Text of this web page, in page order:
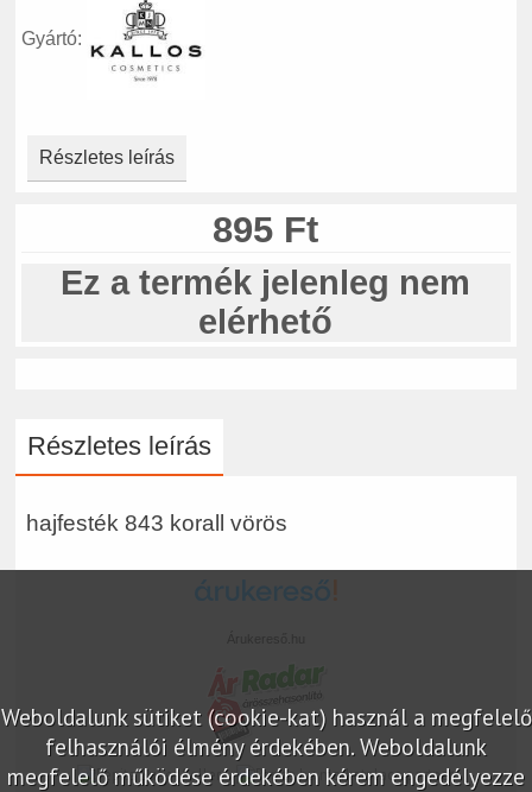
Gyártó:
Részletes leírás
895 Ft
Ez a termék jelenleg nem
elérhető
Részletes leírás
hajfesték 843 korall vörös
Weboldalunk sütiket (cookie-kat) használ a megfelelő
felhasználói élmény érdekében. Weboldalunk
megfelelő működése érdekében kérem engedélyezze
marketplace partner